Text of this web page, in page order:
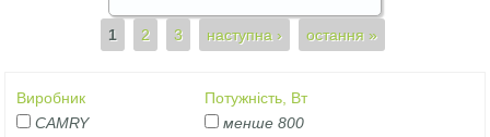
Сторінки
1 2 3 наступна › остання »
Виробник
CAMRY
Потужність, Вт
менше 800